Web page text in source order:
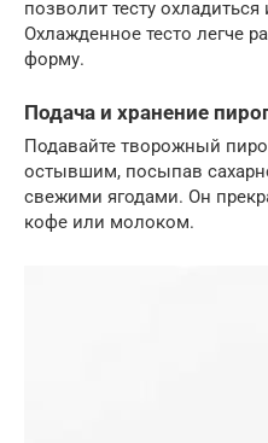
позволит тесту
Охлажденное тесто легче
форму.
Подача и хранение
Подавайте творожный
остывшим, посыпав
свежими ягодами. Он
кофе или молоком.